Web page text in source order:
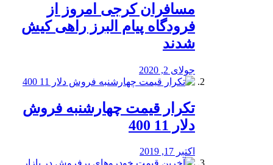
مسافران کرجی امروز از
فرودگاه پیام البرز راهی کیش
شدند
جولای 2, 2020
تکرار قیمت چهارشنبه فروش
دلار 11 400
اکتبر 17, 2019